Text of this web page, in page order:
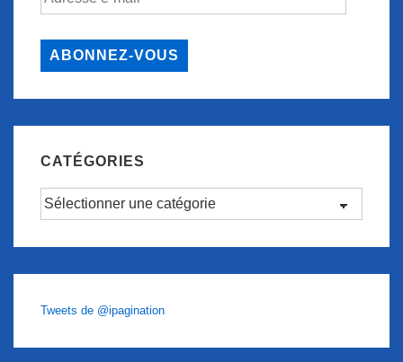
e-
ABONNEZ-VOUS
CATÉGORIES
Catégories
Tweets de @ipagination